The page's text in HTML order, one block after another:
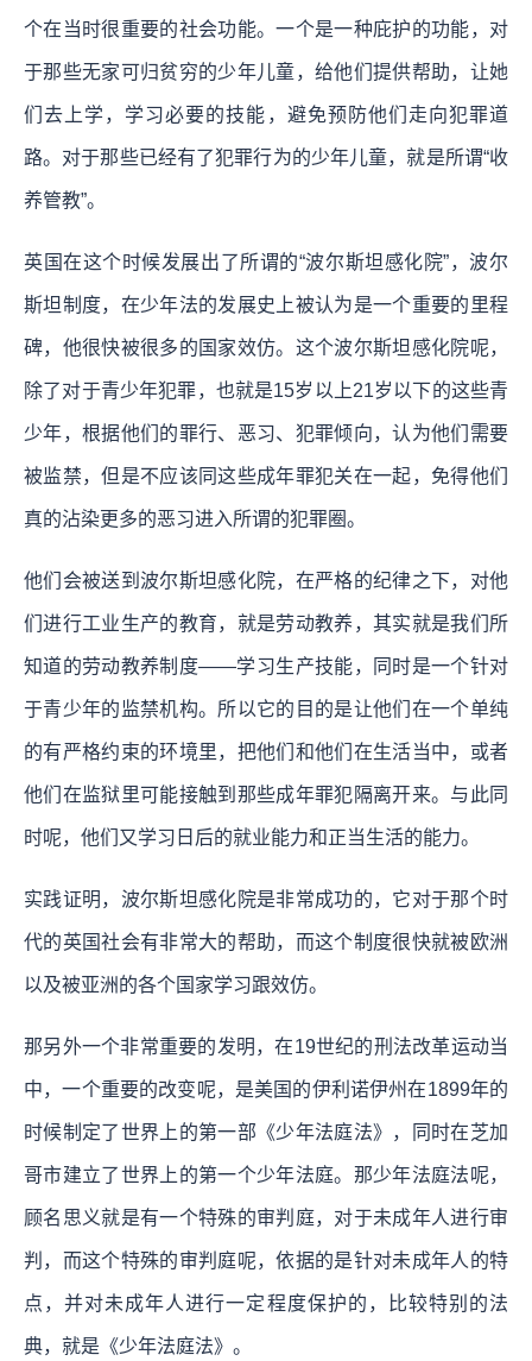
个在当时很重要的社会功能。一个是一种庇护的功能，对
于那些无家可归贫穷的少年儿童，给他们提供帮助，让她
们去上学，学习必要的技能，避免预防他们走向犯罪道
路。对于那些已经有了犯罪行为的少年儿童，就是所谓“收
养管教”。
英国在这个时候发展出了所谓的“波尔斯坦感化院”，波尔
斯坦制度，在少年法的发展史上被认为是一个重要的里程
碑，他很快被很多的国家效仿。这个波尔斯坦感化院呢，
除了对于青少年犯罪，也就是15岁以上21岁以下的这些青
少年，根据他们的罪行、恶习、犯罪倾向，认为他们需要
被监禁，但是不应该同这些成年罪犯关在一起，免得他们
真的沾染更多的恶习进入所谓的犯罪圈。
他们会被送到波尔斯坦感化院，在严格的纪律之下，对他
们进行工业生产的教育，就是劳动教养，其实就是我们所
知道的劳动教养制度——学习生产技能，同时是一个针对
于青少年的监禁机构。所以它的目的是让他们在一个单纯
的有严格约束的环境里，把他们和他们在生活当中，或者
他们在监狱里可能接触到那些成年罪犯隔离开来。与此同
时呢，他们又学习日后的就业能力和正当生活的能力。
实践证明，波尔斯坦感化院是非常成功的，它对于那个时
代的英国社会有非常大的帮助，而这个制度很快就被欧洲
以及被亚洲的各个国家学习跟效仿。
那另外一个非常重要的发明，在19世纪的刑法改革运动当
中，一个重要的改变呢，是美国的伊利诺伊州在1899年的
时候制定了世界上的第一部《少年法庭法》，同时在芝加
哥市建立了世界上的第一个少年法庭。那少年法庭法呢，
顾名思义就是有一个特殊的审判庭，对于未成年人进行审
判，而这个特殊的审判庭呢，依据的是针对未成年人的特
点，并对未成年人进行一定程度保护的，比较特别的法
典，就是《少年法庭法》。